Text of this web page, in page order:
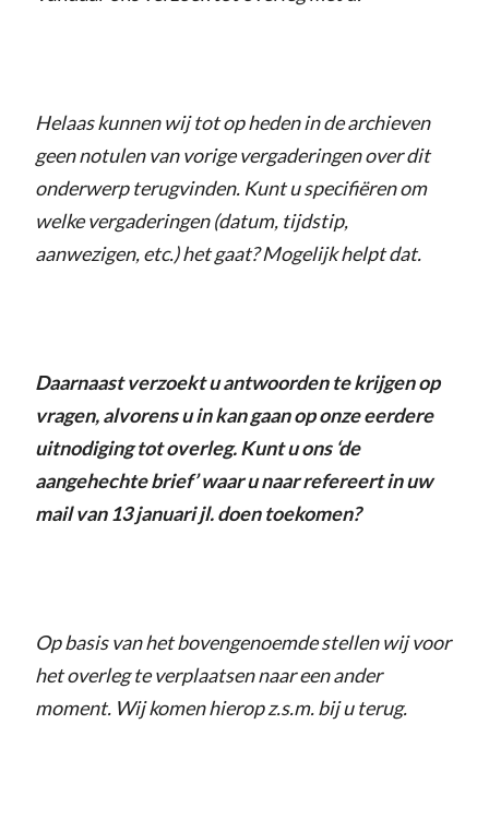
Helaas kunnen wij tot op heden in de archieven
geen notulen van vorige vergaderingen over dit
onderwerp terugvinden. Kunt u specifiëren om
welke vergaderingen (datum, tijdstip,
aanwezigen, etc.) het gaat? Mogelijk helpt dat.
Daarnaast verzoekt u antwoorden te krijgen op
vragen, alvorens u in kan gaan op onze eerdere
uitnodiging tot overleg. Kunt u ons ‘de
aangehechte brief’ waar u naar refereert in uw
mail van 13 januari jl. doen toekomen?
Op basis van het bovengenoemde stellen wij voor
het overleg te verplaatsen naar een ander
moment. Wij komen hierop z.s.m. bij u terug.